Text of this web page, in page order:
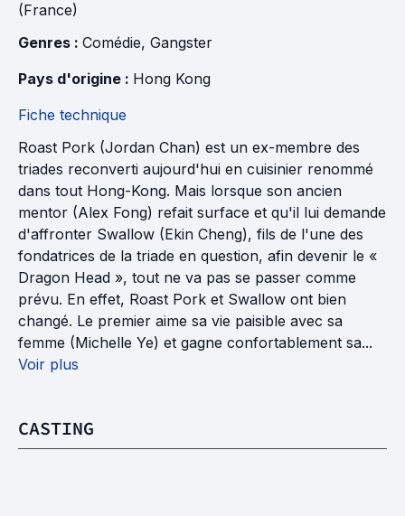
(France)
Genres : Comédie, Gangster
Pays d'origine : Hong Kong
Fiche technique
Roast Pork (Jordan Chan) est un ex-membre des
triades reconverti aujourd'hui en cuisinier renommé
dans tout Hong-Kong. Mais lorsque son ancien
mentor (Alex Fong) refait surface et qu'il lui demande
d'affronter Swallow (Ekin Cheng), fils de l'une des
fondatrices de la triade en question, afin devenir le «
Dragon Head », tout ne va pas se passer comme
prévu. En effet, Roast Pork et Swallow ont bien
changé. Le premier aime sa vie paisible avec sa
femme (Michelle Ye) et gagne confortablement sa...
Voir plus
CASTING